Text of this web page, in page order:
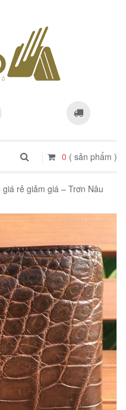
0 ( sản phẩm )
rẻ giảm giá – Trơn Nâu